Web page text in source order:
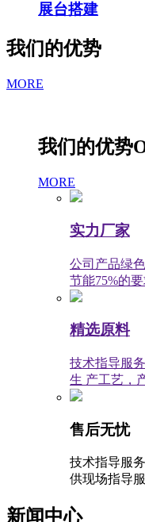
展台搭建
我们的优势
MORE
我们的优势
MORE
实力厂家
公司产品绿
节能75%的
精选原料
技术指导服
生 产工艺，
售后无忧
技术指导服
供现场指导
新闻中心